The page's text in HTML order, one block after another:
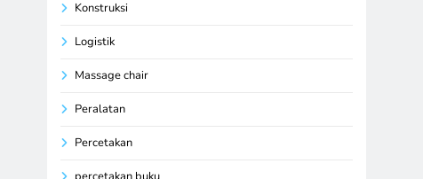
Konstruksi
Logistik
Massage chair
Peralatan
Percetakan